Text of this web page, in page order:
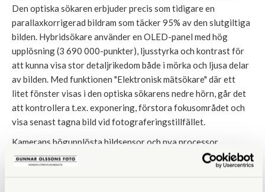
Den optiska sökaren erbjuder precis som tidigare en
parallaxkorrigerad bildram som täcker 95% av den slutgiltiga
bilden. Hybridsökare använder en OLED-panel med hög
upplösning (3 690 000-punkter), ljusstyrka och kontrast för
att kunna visa stor detaljrikedom både i mörka och ljusa delar
av bilden. Med funktionen "Elektronisk mätsökare" där ett
litet fönster visas i den optiska sökarens nedre hörn, går det
att kontrollera t.ex. exponering, förstora fokusområdet och
visa senast tagna bild vid fotograferingstillfället.
Kamerans högupplösta bildsensor och nya processor
möjliggör i 4:2:2 10-bitars videoinspelning internt i 6K/30P
och 4K/60P med stöd för olika codecs (H.264 och H.265).